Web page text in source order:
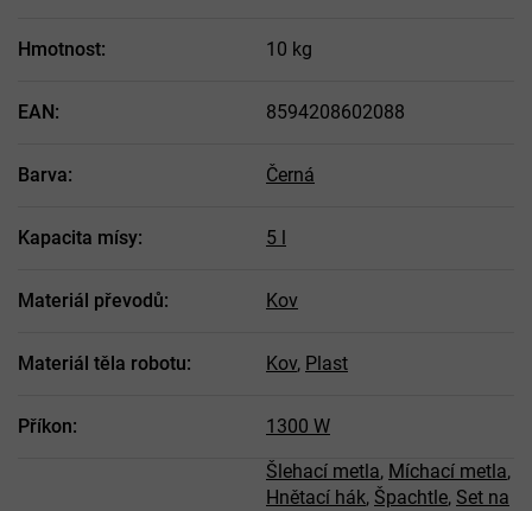
Hmotnost: 10 kg
EAN : 8594208602088
Barva: Černá
Kapacita mísy: 5 l
Materiál převodů: Kov
Materiál těla robotu: Kov, Plast
Příkon: 1300 W
Šlehací metla, Míchací metla,
Hnětací hák, Špachtle, Set na